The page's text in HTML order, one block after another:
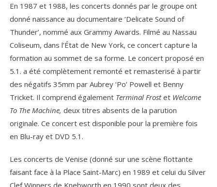
En 1987 et 1988, les concerts donnés par le groupe ont
donné naissance au documentaire ‘Delicate Sound of
Thunder’, nommé aux Grammy Awards. Filmé au Nassau
Coliseum, dans l’État de New York, ce concert capture la
formation au sommet de sa forme. Le concert proposé en
5.1. a été complètement remonté et remasterisé à partir
des négatifs 35mm par Aubrey ‘Po’ Powell et Benny
Tricket. Il comprend également Terminal Frostet Welcome
To The Machine, deux titres absents de la parution
originale. Ce concert est disponible pour la première fois
en Blu-ray et DVD 5.1.
Les concerts de Venise (donné sur une scène flottante
faisant face à la Place Saint-Marc) en 1989 et celui du Silver
Clef Winners de Knebworth en 1990 sont deux des